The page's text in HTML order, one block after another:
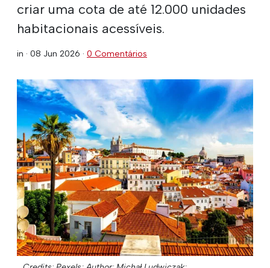
criar uma cota de até 12.000 unidades
habitacionais acessíveis.
in · 08 Jun 2026 · 0 Comentários